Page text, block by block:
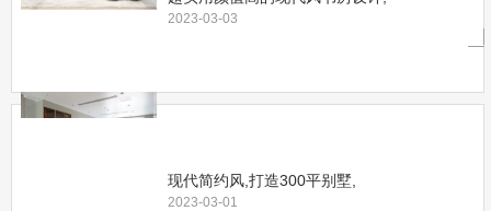
2023-03-03
现代简约风,打造300平别墅,
2023-03-01